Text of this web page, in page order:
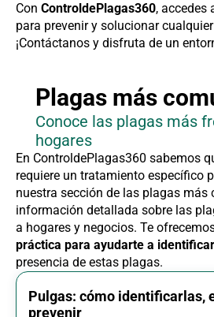
Con ControldePlagas360, accedes
para prevenir y solucionar
¡Contáctanos y disfruta de un
Plagas más
Conoce las plagas más
hogares
En ControldePlagas360 sabemos
requiere un tratamiento específico
nuestra sección de las plagas más
información detallada sobre las
a hogares y negocios. Te
práctica para ayudarte a
presencia de estas plagas.
Pulgas: cómo identificarlas,
prevenir